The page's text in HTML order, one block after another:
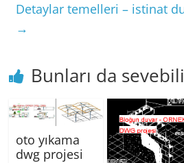
Detaylar temelleri – istinat
→
Bunları da
oto yıkama
dwg projesi